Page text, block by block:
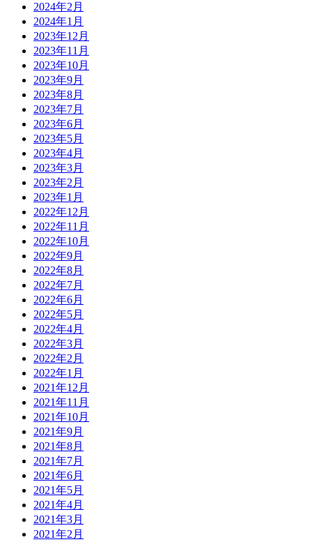
2024年2月
2024年1月
2023年12月
2023年11月
2023年10月
2023年9月
2023年8月
2023年7月
2023年6月
2023年5月
2023年4月
2023年3月
2023年2月
2023年1月
2022年12月
2022年11月
2022年10月
2022年9月
2022年8月
2022年7月
2022年6月
2022年5月
2022年4月
2022年3月
2022年2月
2022年1月
2021年12月
2021年11月
2021年10月
2021年9月
2021年8月
2021年7月
2021年6月
2021年5月
2021年4月
2021年3月
2021年2月